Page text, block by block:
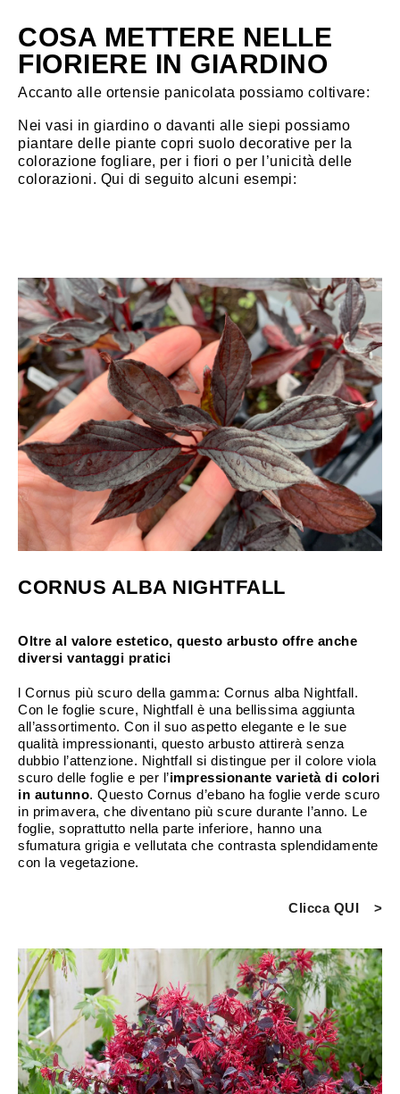
COSA METTERE NELLE
FIORIERE IN GIARDINO
Accanto alle ortensie panicolata possiamo coltivare:
Nei vasi in giardino o davanti alle siepi possiamo
piantare delle piante copri suolo decorative per la
colorazione fogliare, per i fiori o per l’unicità delle
colorazioni. Qui di seguito alcuni esempi:
CORNUS ALBA NIGHTFALL
Oltre al valore estetico, questo arbusto offre anche
diversi vantaggi pratici
l Cornus più scuro della gamma: Cornus alba Nightfall.
Con le foglie scure, Nightfall è una bellissima aggiunta
all’assortimento. Con il suo aspetto elegante e le sue
qualità impressionanti, questo arbusto attirerà senza
dubbio l’attenzione. Nightfall si distingue per il colore viola
scuro delle foglie e per l’impressionante varietà di colori
in autunno. Questo Cornus d’ebano ha foglie verde scuro
in primavera, che diventano più scure durante l’anno. Le
foglie, soprattutto nella parte inferiore, hanno una
sfumatura grigia e vellutata che contrasta splendidamente
con la vegetazione.
Clicca QUI